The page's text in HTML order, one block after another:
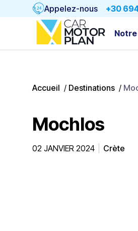
Appelez-nous +30
Accueil / Destinations /
Mochlos
02 JANVIER 2024 Crète